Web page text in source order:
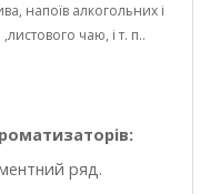
напоїв алкогольних і
чаю, і т. п..
ряд.